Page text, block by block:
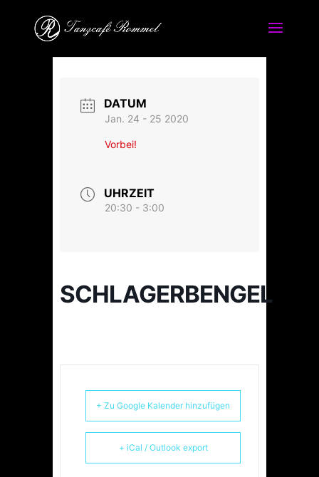
DATUM
Jan. 24 - 25 2020
Vorbei!
UHRZEIT
20:30 - 3:00
SCHLAGERBENGEL
+ Zu Google Kalender hinzufügen
+ iCal / Outlook export